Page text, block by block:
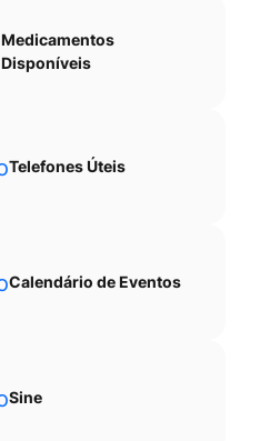
Medicamentos
Disponíveis
Telefones Úteis
Calendário de Eventos
Sine